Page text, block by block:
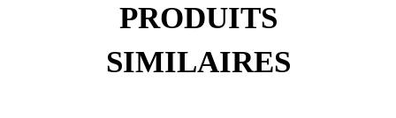
PRODUITS
SIMILAIRES